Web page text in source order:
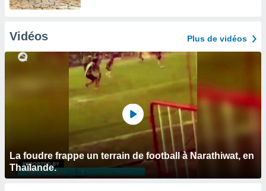
Vidéos Plus de vidéos
La foudre frappe un terrain de football à Narathiwat, en
Thaïlande.